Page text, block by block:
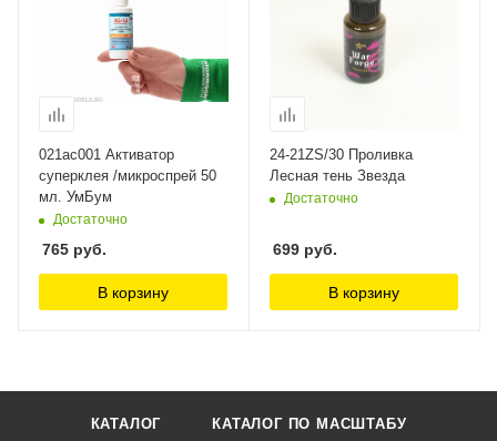
021ac001 Активатор
суперклея /микроспрей 50
мл. УмБум
Достаточно
765 руб.
В корзину
24-21ZS/30 Проливка
Лесная тень Звезда
Достаточно
699 руб.
В корзину
КАТАЛОГ КАТАЛОГ ПО МАСШТАБУ